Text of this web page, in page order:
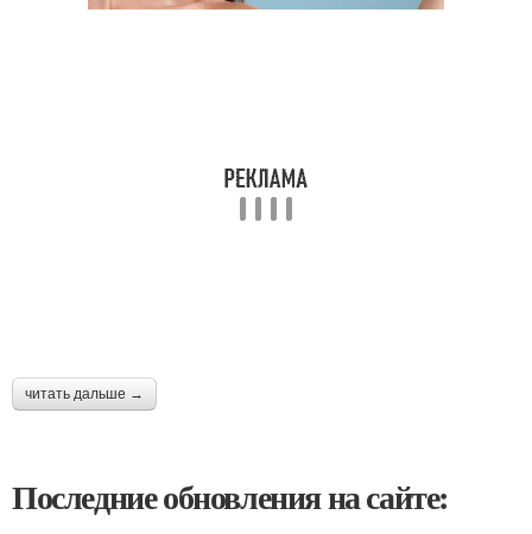
читать дальше →
Последние обновления на сайте: